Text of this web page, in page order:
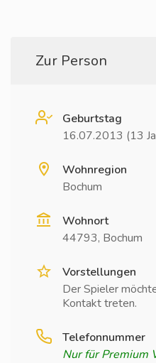
Zur Person
Geburtstag
16.07.2013 (13
Wohnregion
Bochum
Wohnort
44793, Bochum
Vorstellungen
Der Spieler
Kontakt treten.
Telefonnummer
Nur für Premium